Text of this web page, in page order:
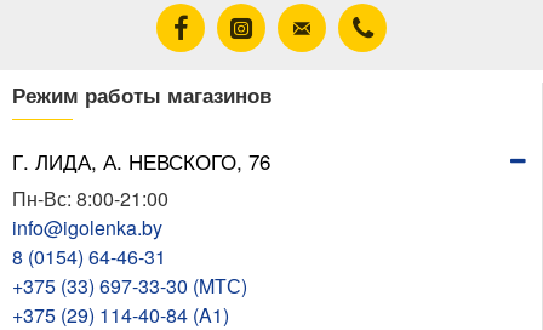
Режим работы магазинов
Г. ЛИДА, А. НЕВСКОГО, 76
Пн-Вс: 8:00-21:00
info@igolenka.by
8 (0154) 64-46-31
+375 (33) 697-33-30 (MТС)
+375 (29) 114-40-84 (A1)